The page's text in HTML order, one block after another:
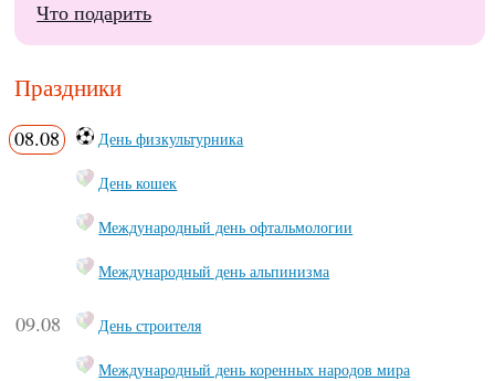
Что подарить
Праздники
08.08 День физкультурника
День кошек
Международный день офтальмологии
Международный день альпинизма
09.08 День строителя
Международный день коренных народов мира